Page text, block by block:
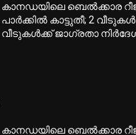
കാനഡയിലെ ബെൽക്കാര
പാർക്കിൽ കാട്ടുതീ; 2 വീടുകൾ
വീടുകൾക്ക് ജാഗ്രതാ
കാനഡയിലെ ബെൽക്കാര